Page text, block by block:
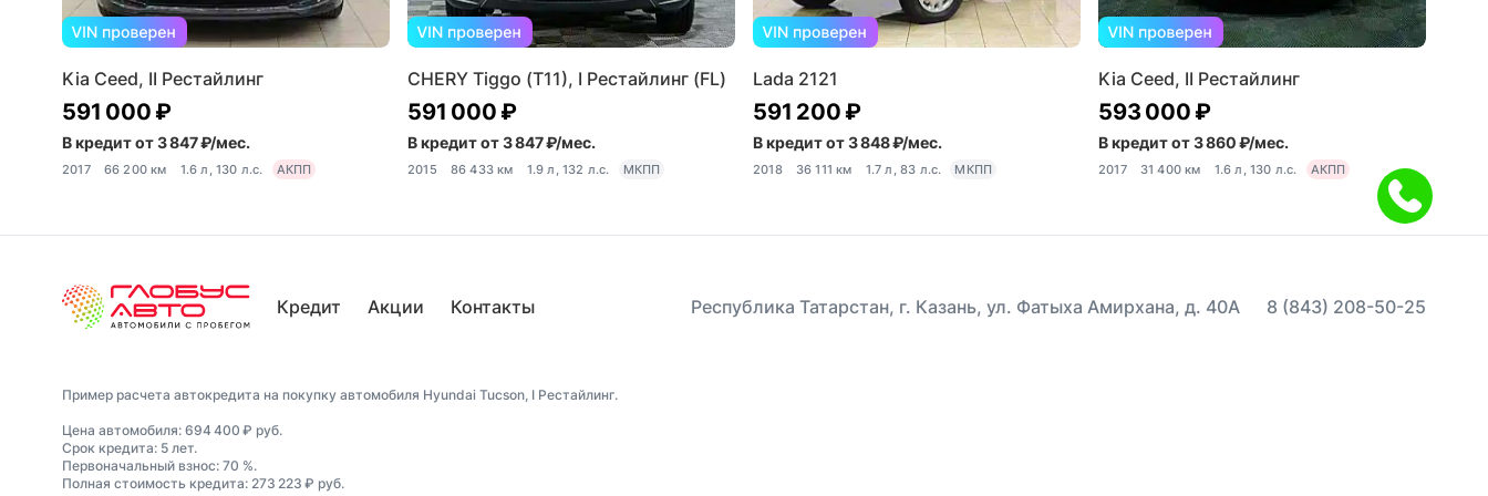
Kia Ceed, II Рестайлинг
591 000 ₽
В кредит от 3 847 ₽/мес.
2017 66 200 км 1.6 л, 130 л.с. АКПП
CHERY Tiggo (T11), I Рестайлинг (FL)
591 000 ₽
В кредит от 3 847 ₽/мес.
2015 86 433 км 1.9 л, 132 л.с. МКПП
Lada 2121
591 200 ₽
В кредит от 3 848 ₽/мес.
2018 36 111 км 1.7 л, 83 л.с. МКПП
Kia Ceed, II Рестайлинг
593 000 ₽
В кредит от 3 860 ₽/мес.
2017 31 400 км 1.6 л, 130 л.с. АКПП
Кредит Акции Контакты Республика Татарстан, г. Казань, ул. Фатыха Амирхана, д. 40А 8 (843) 208-50-25
Пример расчета автокредита на покупку автомобиля Hyundai Tucson, I Рестайлинг.
Цена автомобиля: 694 400 ₽ руб.
Срок кредита: 5 лет.
Первоначальный взнос: 70 %.
Полная стоимость кредита: 273 223 ₽ руб.